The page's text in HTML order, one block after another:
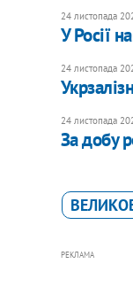
24 листопада
У Росії
24 листопада
24 листопада
​За добу
РЕКЛАМА